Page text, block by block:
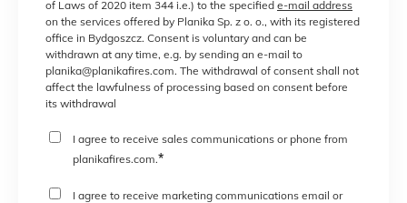
of Laws of 2020 item 344 i.e.) to the specified e-mail address
on the services offered by Planika Sp. z o. o., with its registered
office in Bydgoszcz. Consent is voluntary and can be
withdrawn at any time, e.g. by sending an e-mail to
planika@planikafires.com. The withdrawal of consent shall not
affect the lawfulness of processing based on consent before
its withdrawal
I agree to receive sales communications or phone from
planikafires.com.*
I agree to receive marketing communications email or